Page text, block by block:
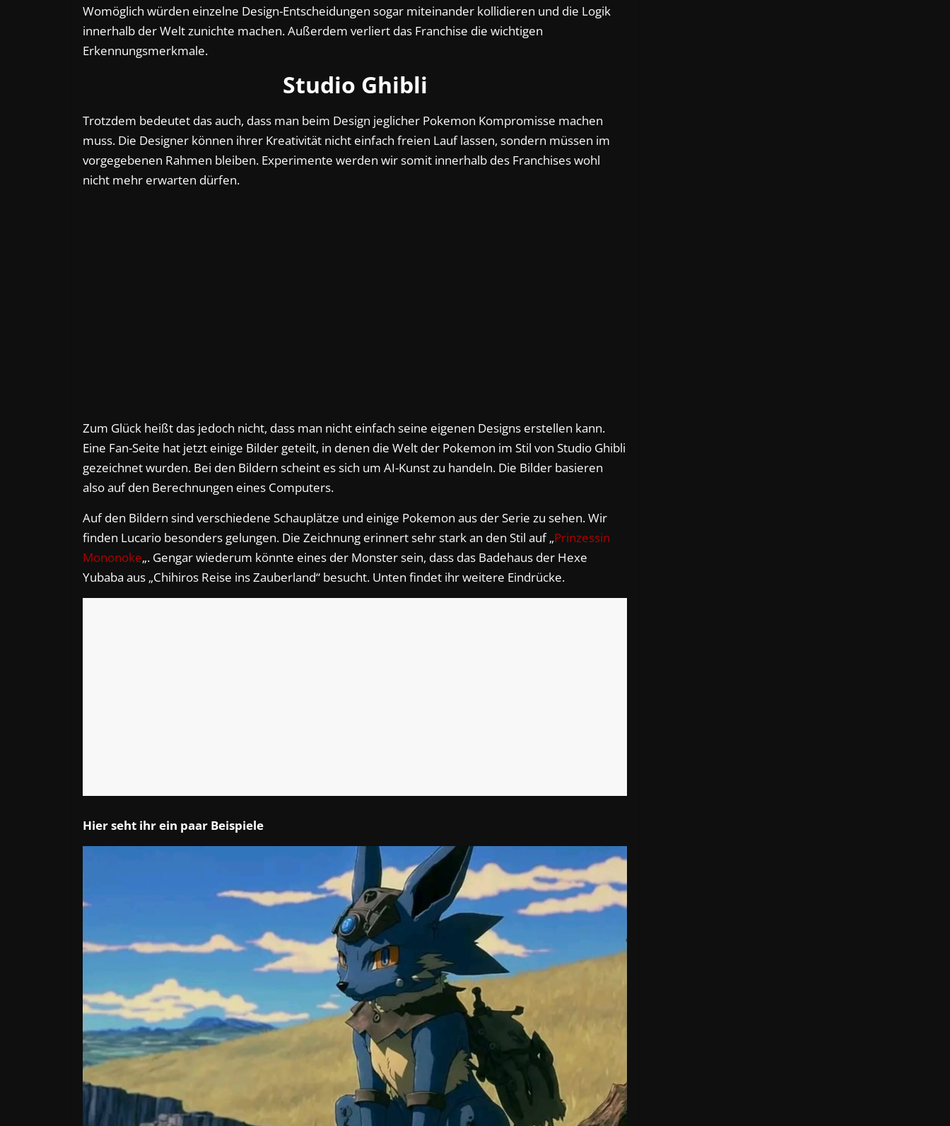
Womöglich würden einzelne Design-Entscheidungen sogar miteinander kollidieren und die Logik
innerhalb der Welt zunichte machen. Außerdem verliert das Franchise die wichtigen
Erkennungsmerkmale.
Studio Ghibli
Trotzdem bedeutet das auch, dass man beim Design jeglicher Pokemon Kompromisse machen
muss. Die Designer können ihrer Kreativität nicht einfach freien Lauf lassen, sondern müssen im
vorgegebenen Rahmen bleiben. Experimente werden wir somit innerhalb des Franchises wohl
nicht mehr erwarten dürfen.
Zum Glück heißt das jedoch nicht, dass man nicht einfach seine eigenen Designs erstellen kann.
Eine Fan-Seite hat jetzt einige Bilder geteilt, in denen die Welt der Pokemon im Stil von Studio Ghibli
gezeichnet wurden. Bei den Bildern scheint es sich um AI-Kunst zu handeln. Die Bilder basieren
also auf den Berechnungen eines Computers.
Auf den Bildern sind verschiedene Schauplätze und einige Pokemon aus der Serie zu sehen. Wir
finden Lucario besonders gelungen. Die Zeichnung erinnert sehr stark an den Stil auf „Prinzessin
Mononoke„. Gengar wiederum könnte eines der Monster sein, dass das Badehaus der Hexe
Yubaba aus „Chihiros Reise ins Zauberland“ besucht. Unten findet ihr weitere Eindrücke.
Hier seht ihr ein paar Beispiele